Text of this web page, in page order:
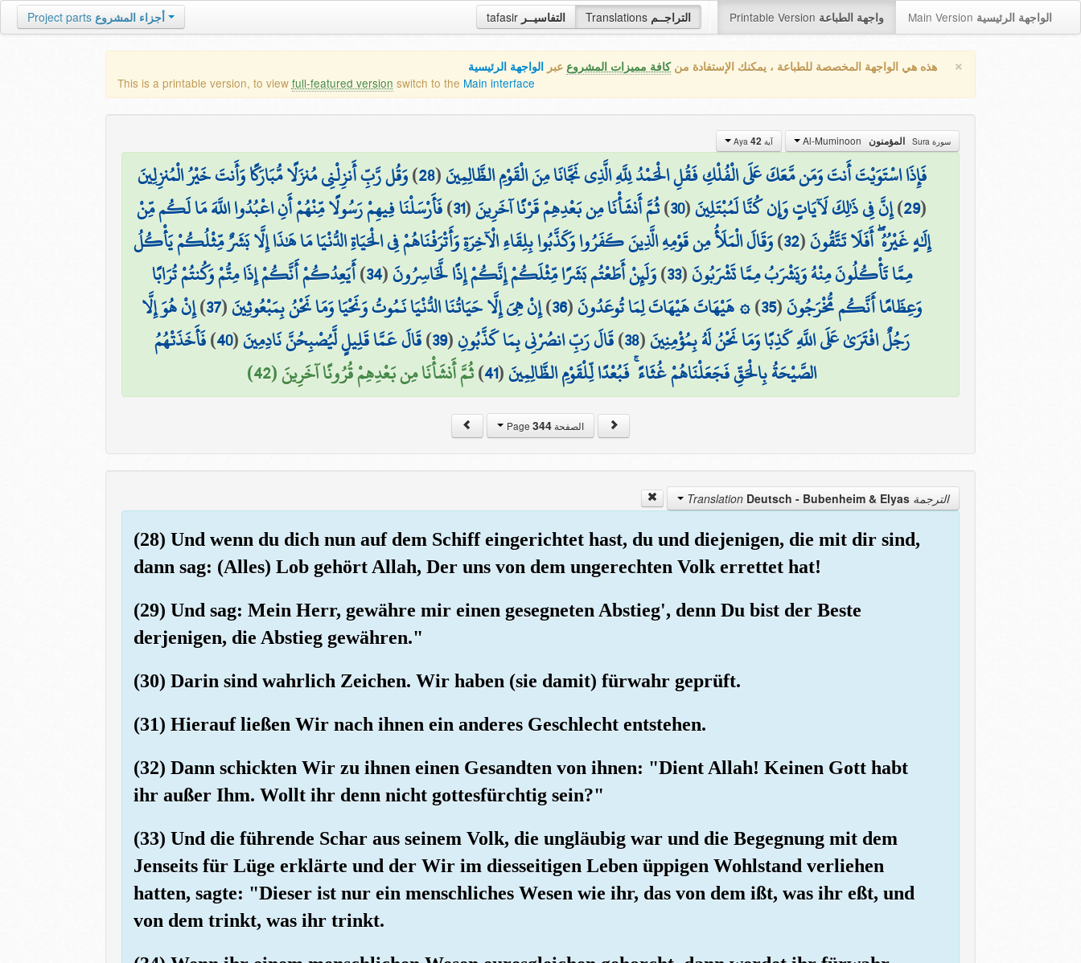
tafasir التفاسيــر Translations التراجــم Printable Version واجهة الطباعة Main Version الواجهة الرئيسية Project parts أجزاء المشروع
× هذه هي الواجهة المخصصة للطباعة ، يمكنك الإستفادة منكافة مميزات المشروع عبر الواجهة الرئيسية
This is a printable version, to view full-featured version switch to the Main interface
سورة Sura المؤمنون آية Aya 42
فَإِذَا اسْتَوَيْتَ أَنتَ وَمَن مَّعَكَ عَلَى الْفُلْكِ فَقُلِ الْحَمْدُ لِلَّهِ الَّذِي نَجَّانَا مِنَ الْقَوْمِ الظَّالِمِينَ(
28
)وَقُل رَّبِّ أَنزِلْنِي مُنزَلًا مُّبَارَكًا وَأَنتَ خَيْرُ الْمُنزِلِينَ
(
29
)إِنَّ فِي ذَٰلِكَ لَآيَاتٍ وَإِن كُنَّا لَمُبْتَلِينَ(
30
)ثُمَّ أَنشَأْنَا مِن بَعْدِهِمْ قَرْنًا آخَرِينَ(
31
)فَأَرْسَلْنَا فِيهِمْ رَسُولًا مِّنْهُمْ أَنِ اعْبُدُوا اللَّهَ مَا لَكُم مِّنْ
إِلَٰهٍ غَيْرُهُ ۖ أَفَلَا تَتَّقُونَ(
32
)وَقَالَ الْمَلَأُ مِن قَوْمِهِ الَّذِينَ كَفَرُوا وَكَذَّبُوا بِلِقَاءِ الْآخِرَةِ وَأَتْرَفْنَاهُمْ فِي الْحَيَاةِ الدُّنْيَا مَا هَٰذَا إِلَّا بَشَرٌ مِّثْلُكُمْ يَأْكُلُ
مِمَّا تَأْكُلُونَ مِنْهُ وَيَشْرَبُ مِمَّا تَشْرَبُونَ(
33
)وَلَئِنْ أَطَعْتُم بَشَرًا مِّثْلَكُمْ إِنَّكُمْ إِذًا لَّخَاسِرُونَ(
34
)أَيَعِدُكُمْ أَنَّكُمْ إِذَا مِتُّمْ وَكُنتُمْ تُرَابًا
وَعِظَامًا أَنَّكُم مُّخْرَجُونَ(
35
)۞ هَيْهَاتَ هَيْهَاتَ لِمَا تُوعَدُونَ(
36
)إِنْ هِيَ إِلَّا حَيَاتُنَا الدُّنْيَا نَمُوتُ وَنَحْيَا وَمَا نَحْنُ بِمَبْعُوثِينَ(
37
)إِنْ هُوَ إِلَّا
رَجُلٌ افْتَرَىٰ عَلَى اللَّهِ كَذِبًا وَمَا نَحْنُ لَهُ بِمُؤْمِنِينَ(
38
)قَالَ رَبِّ انصُرْنِي بِمَا كَذَّبُونِ(
39
)قَالَ عَمَّا قَلِيلٍ لَّيُصْبِحُنَّ نَادِمِينَ(
40
)فَأَخَذَتْهُمُ
الصَّيْحَةُ بِالْحَقِّ فَجَعَلْنَاهُمْ غُثَاءً ۚ فَبُعْدًا لِّلْقَوْمِ الظَّالِمِينَ(
41
)ثُمَّ أَنشَأْنَا مِن بَعْدِهِمْ قُرُونًا آخَرِينَ (42)
الصفحة Page344
الترجمة Translation Deutsch - Bubenheim & Elyas
(28) Und wenn du dich nun auf dem Schiff eingerichtet hast, du und diejenigen, die mit dir sind,
dann sag: (Alles) Lob gehört Allah, Der uns von dem ungerechten Volk errettet hat!
(29) Und sag: Mein Herr, gewähre mir einen gesegneten Abstieg', denn Du bist der Beste
derjenigen, die Abstieg gewähren."
(30) Darin sind wahrlich Zeichen. Wir haben (sie damit) fürwahr geprüft.
(31) Hierauf ließen Wir nach ihnen ein anderes Geschlecht entstehen.
(32) Dann schickten Wir zu ihnen einen Gesandten von ihnen: "Dient Allah! Keinen Gott habt
ihr außer Ihm. Wollt ihr denn nicht gottesfürchtig sein?"
(33) Und die führende Schar aus seinem Volk, die ungläubig war und die Begegnung mit dem
Jenseits für Lüge erklärte und der Wir im diesseitigen Leben üppigen Wohlstand verliehen
hatten, sagte: "Dieser ist nur ein menschliches Wesen wie ihr, das von dem ißt, was ihr eßt, und
von dem trinkt, was ihr trinkt.